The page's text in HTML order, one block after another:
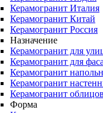
Керамогранит Италия
Керамогранит Китай
Керамогранит Россия
Назначение
Керамогранит для
Керамогранит для
Керамогранит
Керамогранит
Керамогранит
Форма